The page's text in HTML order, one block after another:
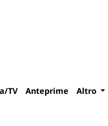
TV Anteprime Altro